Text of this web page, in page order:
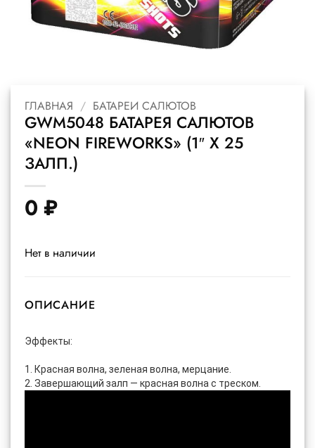
ГЛАВНАЯ / БАТАРЕИ САЛЮТОВ
GWM5048 БАТАРЕЯ САЛЮТОВ
«NEON FIREWORKS» (1″ Х 25
ЗАЛП.)
0 ₽
Нет в наличии
ОПИСАНИЕ
Эффекты:
1. Красная волна, зеленая волна, мерцание.
2. Завершающий залп — красная волна с треском.